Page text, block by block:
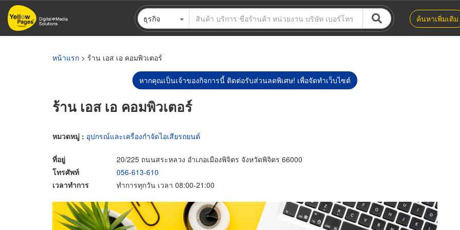
ข้าม
ไป
ธุรกิจ ค้นหาเพิ่มเติม
หน้าแรก > ร้าน เอส เอ คอมพิวเตอร์
หากคุณเป็นเจ้าของกิจการนี้ ติดต่อรับส่วนลดพิเศษ! เพื่อจัดทำเว็บไซต์
ร้าน เอส เอ คอมพิวเตอร์
หมวดหมู่ : อุปกรณ์และเครื่องกำจัดไอเสียรถยนต์
ที่อยู่
20/225 ถนนสระหลวง อำเภอเมืองพิจิตร จังหวัดพิจิตร 66000
โทรศัพท์
056-613-610
เวลาทำการ
ทำการทุกวัน เวลา 08:00-21:00